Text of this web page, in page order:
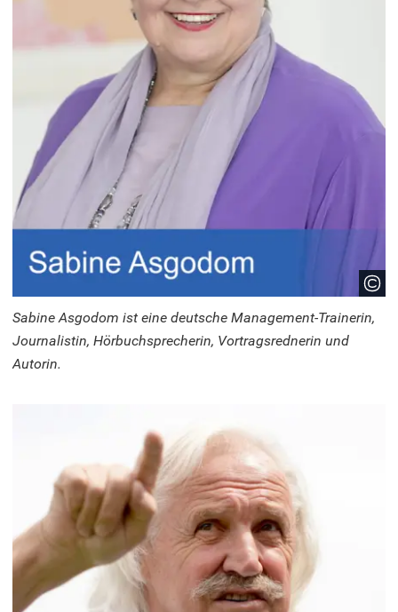
Sabine Asgodom ist eine deutsche Management-Trainerin,
Journalistin, Hörbuchsprecherin, Vortragsrednerin und
Autorin.